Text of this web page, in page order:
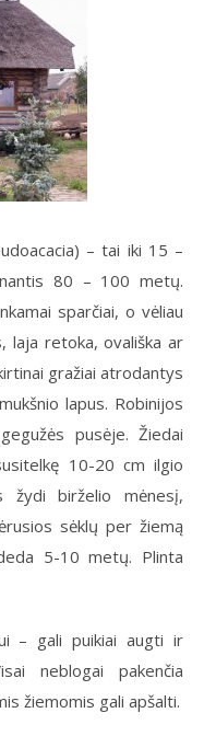
– tai iki 15 –
80 – 100 metų.
sparčiai, o vėliau
laja retoka, ovališka ar
gražiai atrodantys
lapus. Robinijos
pusėje. Žiedai
10-20 cm ilgio
žydi birželio mėnesį,
sėklų per žiemą
5-10 metų. Plinta
– gali puikiai augti ir
neblogai pakenčia
žiemomis gali apšalti.